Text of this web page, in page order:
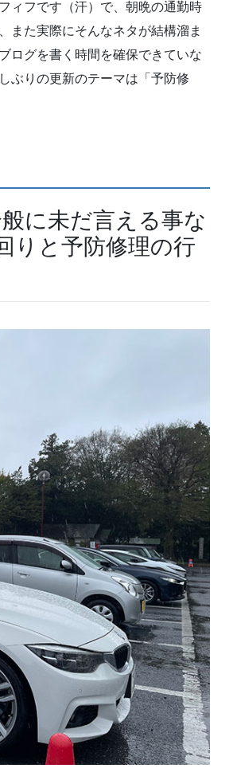
ィフです（汗）で、朝晩の通勤時
また実際にそんなネタが結構溜ま
ログを書く時間を確保できていな
ぶりの更新のテーマは「予防修
に未だ言える事な
りと予防修理の行